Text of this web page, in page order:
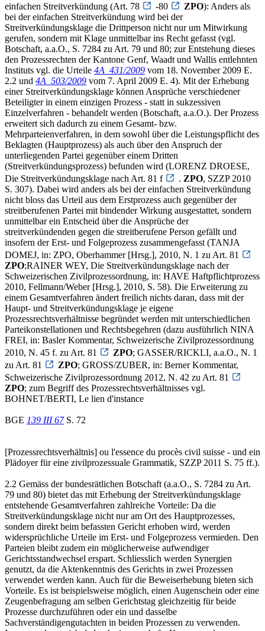
einfachen Streitverkündung (Art. 78
-80 ZPO): Anders als
bei der einfachen Streitverkündung wird bei der
Streitverkündungsklage die Drittperson nicht nur um Mitwirkung
gerufen, sondern mit Klage unmittelbar ins Recht gefasst (vgl.
Botschaft, a.a.O., S. 7284 zu Art. 79 und 80; zur Entstehung dieses
den Prozessrechten der Kantone Genf, Waadt und Wallis entlehnten
Instituts vgl. die Urteile 4A_431/2009 vom 18. November 2009 E.
2.2 und 4A_503/2009 vom 7. April 2009 E. 4). Mit der Erhebung
einer Streitverkündungsklage können Ansprüche verschiedener
Beteiligter in einem einzigen Prozess - statt in sukzessiven
Einzelverfahren - behandelt werden (Botschaft, a.a.O.). Der Prozess
erweitert sich dadurch zu einem Gesamt- bzw.
Mehrparteienverfahren, in dem sowohl über die Leistungspflicht des
Beklagten (Hauptprozess) als auch über den Anspruch der
unterliegenden Partei gegenüber einem Dritten
(Streitverkündungsprozess) befunden wird (LORENZ DROESE,
Die Streitverkündungsklage nach Art. 81 f
. ZPO, SZZP 2010
S. 307). Dabei wird anders als bei der einfachen Streitverkündung
nicht bloss das Urteil aus dem Erstprozess auch gegenüber der
streitberufenen Partei mit bindender Wirkung ausgestattet, sondern
unmittelbar ein Entscheid über die Ansprüche der
streitverkündenden gegen die streitberufene Person gefällt und
insofern der Erst- und Folgeprozess zusammengefasst (TANJA
DOMEJ, in: ZPO, Oberhammer [Hrsg.], 2010, N. 1 zu Art. 81
ZPO;RAINER WEY, Die Streitverkündungsklage nach der
Schweizerischen Zivilprozessordnung, in: HAVE Haftpflichtprozess
2010, Fellmann/Weber [Hrsg.], 2010, S. 58). Die Erweiterung zu
einem Gesamtverfahren ändert freilich nichts daran, dass mit der
Haupt- und Streitverkündungsklage je eigene
Prozessrechtsverhältnisse begründet werden mit unterschiedlichen
Parteikonstellationen und Rechtsbegehren (dazu ausführlich NINA
FREI, in: Basler Kommentar, Schweizerische Zivilprozessordnung
2010, N. 45 f. zu Art. 81
ZPO; GASSER/RICKLI, a.a.O., N. 1
zu Art. 81
ZPO; GROSS/ZUBER, in: Berner Kommentar,
Schweizerische Zivilprozessordnung 2012, N. 42 zu Art. 81
ZPO; zum Begriff des Prozessrechtsverhältnisses vgl.
BOHNET/BERTI, Le lien d'instance
BGE 139 III 67S. 72
[Prozessrechtsverhältnis] ou l'essence du procès civil suisse - und ein
Plädoyer für eine zivilprozessuale Grammatik, SZZP 2011 S. 75 ff.).
2.2 Gemäss der bundesrätlichen Botschaft (a.a.O., S. 7284 zu Art.
79 und 80) bietet das mit Erhebung der Streitverkündungsklage
entstehende Gesamtverfahren zahlreiche Vorteile: Da die
Streitverkündungsklage nicht nur am Ort des Hauptprozesses,
sondern direkt beim befassten Gericht erhoben wird, werden
widersprüchliche Urteile im Erst- und Folgeprozess vermieden. Den
Parteien bleibt zudem ein möglicherweise aufwendiger
Gerichtsstandwechsel erspart. Schliesslich werden Synergien
genutzt, da die Aktenkenntnis des Gerichts in zwei Prozessen
verwendet werden kann. Auch für die Beweiserhebung bieten sich
Vorteile. Es ist beispielsweise möglich, einen Augenschein oder eine
Zeugenbefragung am selben Gerichtstag gleichzeitig für beide
Prozesse durchzuführen oder ein und dasselbe
Sachverständigengutachten in beiden Prozessen zu verwenden.